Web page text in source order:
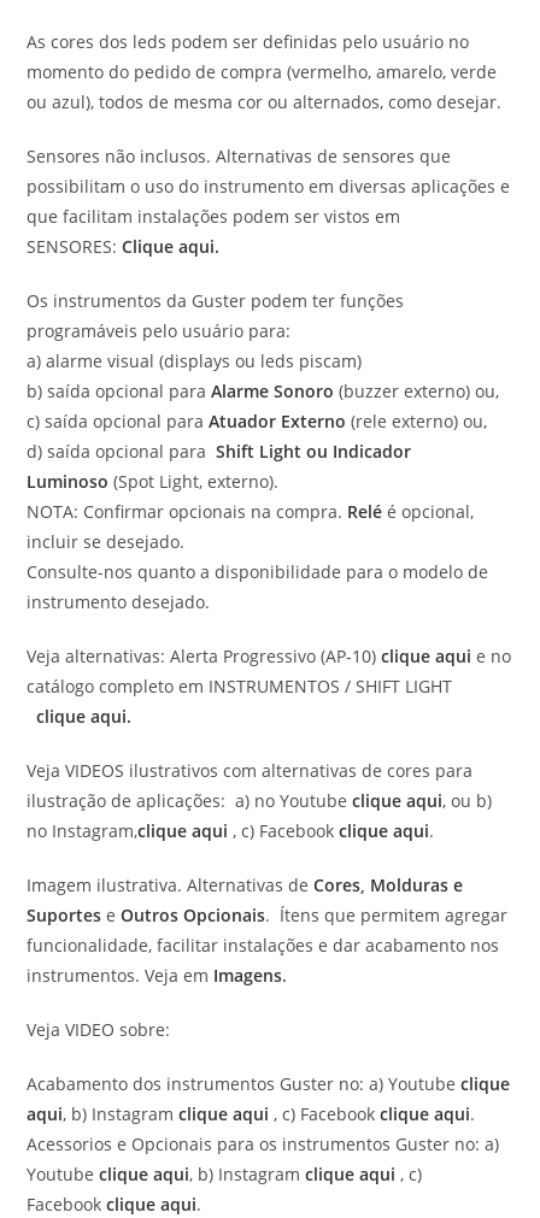
As cores dos leds podem ser definidas pelo usuário no
momento do pedido de compra (vermelho, amarelo, verde
ou azul), todos de mesma cor ou alternados, como desejar.
Sensores não inclusos. Alternativas de sensores que
possibilitam o uso do instrumento em diversas aplicações e
que facilitam instalações podem ser vistos em
SENSORES:Clique aqui.
Os instrumentos da Guster podem ter funções
programáveis pelo usuário para:
a) alarme visual (displays ou leds piscam)
b) saída opcional paraAlarme Sonoro (buzzer externo) ou,
c) saída opcional paraAtuador Externo (rele externo) ou,
d) saída opcional paraShift Light ou Indicador
Luminoso (Spot Light, externo).
NOTA: Confirmar opcionais na compra. Relé é opcional,
incluir se desejado.
Consulte-nos quanto a disponibilidade para o modelo de
instrumento desejado.
Veja alternativas: Alerta Progressivo (AP-10)clique aqui e no
catálogo completo em INSTRUMENTOS / SHIFT LIGHT
clique aqui.
Veja VIDEOS ilustrativos com alternativas de cores para
ilustração de aplicações: a) no Youtube clique aqui, ou b)
no Instagram,clique aqui , c) Facebook clique aqui.
Imagem ilustrativa. Alternativas deCores, Molduras e
Suportes eOutros Opcionais. Ítens que permitem agregar
funcionalidade, facilitar instalações e dar acabamento nos
instrumentos. Veja em Imagens.
Veja VIDEO sobre:
Acabamento dos instrumentos Guster no: a) Youtube clique
aqui, b) Instagram clique aqui , c) Facebook clique aqui.
Acessorios e Opcionais para os instrumentos Guster no: a)
Youtube clique aqui, b) Instagram clique aqui , c)
Facebook clique aqui.